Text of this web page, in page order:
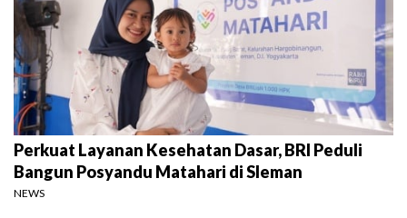
Perkuat Layanan Kesehatan Dasar, BRI Peduli
Bangun Posyandu Matahari di Sleman
NEWS